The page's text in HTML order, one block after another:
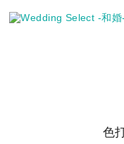
色